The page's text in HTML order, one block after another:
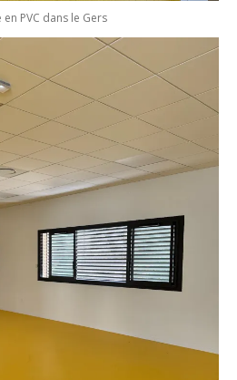
PVC dans le Gers